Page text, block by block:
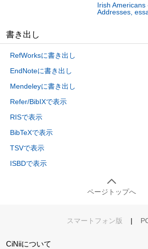
Irish
Addresses,
書き出し
RefWorksに書き出し
EndNoteに書き出し
Mendeleyに書き出し
Refer/BibIXで表示
RISで表示
BibTeXで表示
TSVで表示
ISBDで表示
ページトップへ
スマートフォン版 |
CiNiiについて